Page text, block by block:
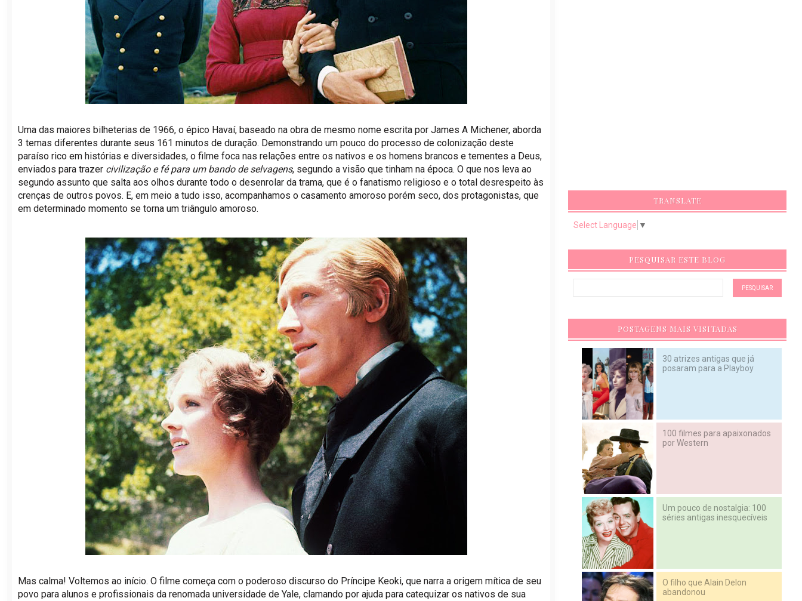
Uma das maiores bilheterias de 1966, o épico Havaí, baseado na obra de mesmo nome escrita por James A Michener, aborda
3 temas diferentes durante seus 161 minutos de duração. Demonstrando um pouco do processo de colonização deste
paraíso rico em histórias e diversidades, o filme foca nas relações entre os nativos e os homens brancos e tementes a Deus,
enviados para trazer civilização e fé para um bando de selvagens, segundo a visão que tinham na época. O que nos leva ao
segundo assunto que salta aos olhos durante todo o desenrolar da trama, que é o fanatismo religioso e o total desrespeito às
crenças de outros povos. E, em meio a tudo isso, acompanhamos o casamento amoroso porém seco, dos protagonistas, que
em determinado momento se torna um triângulo amoroso.
Mas calma! Voltemos ao início. O filme começa com o poderoso discurso do Príncipe Keoki, que narra a origem mítica de seu
povo para alunos e profissionais da renomada universidade de Yale, clamando por ajuda para catequizar os nativos de sua
TRANSLATE
Select Language ▼
PESQUISAR ESTE BLOG
POSTAGENS MAIS VISITADAS
30 atrizes antigas que já
posaram para a Playboy
100 filmes para apaixonados
por Western
Um pouco de nostalgia: 100
séries antigas inesquecíveis
O filho que Alain Delon
abandonou